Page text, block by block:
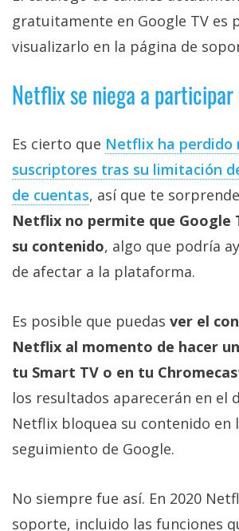
gratuitamente en Google TV es
visualizarlo en la página de
Netflix se niega a participar
Es cierto que Netflix ha perdido
suscriptores tras su limitación
de cuentas, así que te
Netflix no permite que Google
su contenido, algo que podría
de afectar a la plataforma.
Es posible que puedas ver el
Netflix al momento de hacer
tu Smart TV o en tu
los resultados aparecerán en el
Netflix bloquea su contenido en
seguimiento de Google.
No siempre fue así. En 2020
soporte, incluido las funciones